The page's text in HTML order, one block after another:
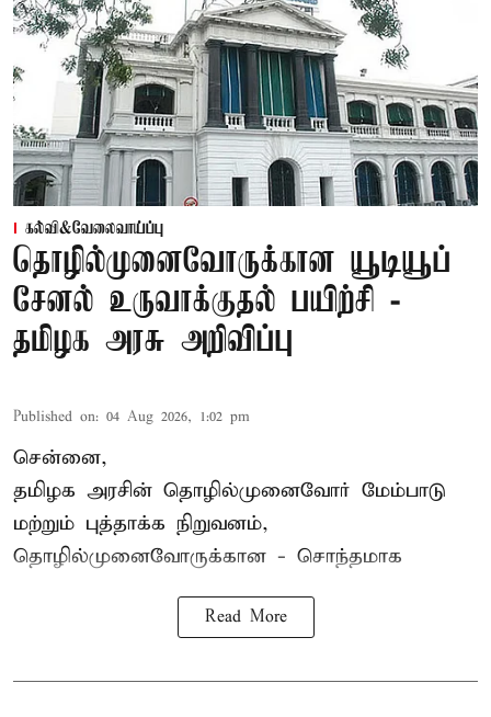
கல்வி&வேலைவாய்ப்பு
தொழில்முனைவோருக்கான யூடியூப்
சேனல் உருவாக்குதல் பயிற்சி -
தமிழக அரசு அறிவிப்பு
Published on: 04 Aug 2026, 1:02 pm
சென்னை,
தமிழக அரசின் தொழில்முனைவோர் மேம்பாடு
மற்றும் புத்தாக்க நிறுவனம்,
தொழில்முனைவோருக்கான - சொந்தமாக
Read More